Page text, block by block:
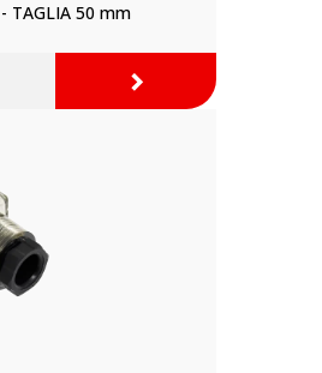
TAGLIA 50 mm
>